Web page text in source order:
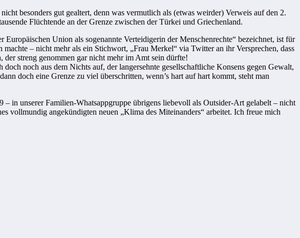
besonders gut gealtert, denn was vermutlich als (etwas weirder) Verweis auf den 2.
Flüchtende an der Grenze zwischen der Türkei und Griechenland.
Union als sogenannte Verteidigerin der Menschenrechte“ bezeichnet, ist für
– nicht mehr als ein Stichwort, „Frau Merkel“ via Twitter an ihr Versprechen, dass
streng genommen gar nicht mehr im Amt sein dürfte!
noch aus dem Nichts auf, der langersehnte gesellschaftliche Konsens gegen Gewalt,
doch eine Grenze zu viel überschritten, wenn’s hart auf hart kommt, steht man
in unserer Familien-Whatsappgruppe übrigens liebevoll als Outsider-Art gelabelt – nicht
vollmundig angekündigten neuen „Klima des Miteinanders“ arbeitet. Ich freue mich